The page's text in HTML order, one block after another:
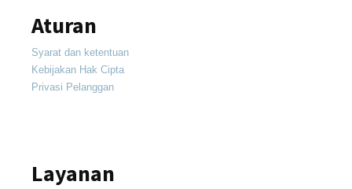
Aturan
Syarat dan ketentuan
Kebijakan Hak Cipta
Privasi Pelanggan
Layanan